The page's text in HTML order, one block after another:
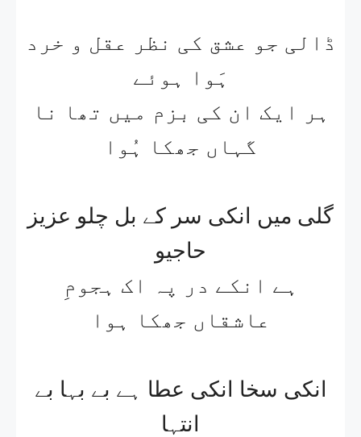
ڈالی جو عشق کی نظر عقل و خرد
ہَوا ہوئے
ہر ایک ان کی بزم میں تھا نا
گہاں جھکا ہُوا
گلی میں انکی سر کے بل چلو عزیز
حاجیو
ہے انکے در پہ اک ہجومِ
عاشقاں جھکا ہوا
انکی سخا انکی عطا ہے بے بہا بے
انتہا